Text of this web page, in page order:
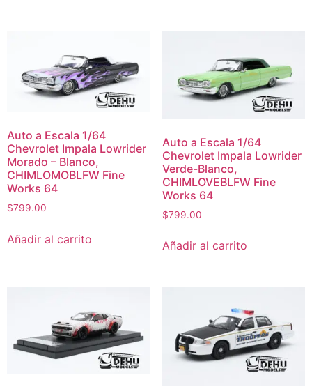
Auto a Escala 1/64
Chevrolet Impala Lowrider
Morado – Blanco,
CHIMLOMOBLFW Fine
Works 64
$799.00
Añadir al carrito
Auto a Escala 1/64
Chevrolet Impala Lowrider
Verde-Blanco,
CHIMLOVEBLFW Fine
Works 64
$799.00
Añadir al carrito